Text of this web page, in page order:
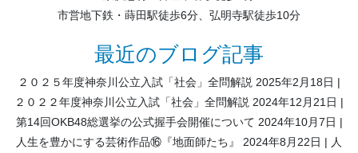
市営地下鉄・蒔田駅徒歩6分、弘明寺駅徒歩10分
最近のブログ記事
２０２５年度神奈川公立入試「社会」全問解説 2025年2月18日
２０２２年度神奈川公立入試「社会」全問解説 2024年12月21日
第14回OKB48総選挙の公式握手会開催について 2024年10月7日
人生を豊かにする芸術作品⑯『地面師たち』
2024年8月22日
人